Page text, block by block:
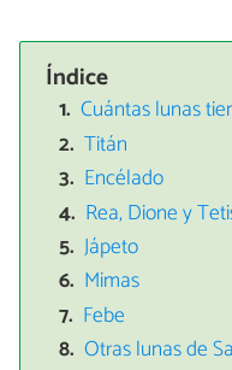
Índice
Cuántas lunas
Titán
Encélado
Rea, Dione y
Jápeto
Mimas
Febe
Otras lunas de